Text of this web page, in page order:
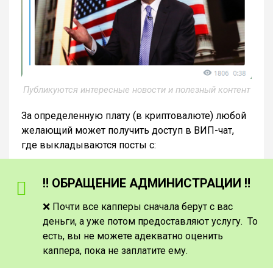
Публикуются интересные новости и полезный контент
За определенную плату (в криптовалюте) любой
желающий может получить доступ в ВИП-чат,
где выкладываются посты с:
‼️ ОБРАЩЕНИЕ АДМИНИСТРАЦИИ ‼️
❌ Почти все капперы сначала берут с вас
деньги, а уже потом предоставляют услугу. То
есть, вы не можете адекватно оценить
каппера, пока не заплатите ему.